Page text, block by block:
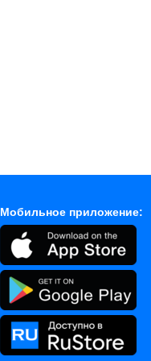
Мобильное приложение: